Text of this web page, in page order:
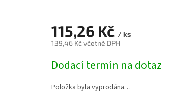
115,26 Kč / ks
139,46 Kč včetně DPH
cena:
Dodací termín na dotaz
Položka byla vyprodána…